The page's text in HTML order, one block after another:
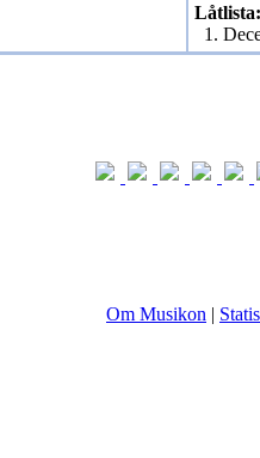
Låtlista:
1.
Om Musikon |